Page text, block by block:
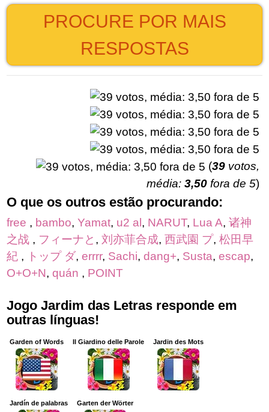
PROCURE POR MAIS
RESPOSTAS
(39 votos,
média: 3,50 fora de 5)
O que os outros estão procurando:
free , bambo, Yamat, u2 al, NARUT, Lua A, 诸神
之战 , フィーナと , 刘亦菲合成, 西武園 プ, 松田早
紀 , トップ ダ, errrr, Sachi, dang+, Susta, escap,
O+O+N, quán , POINT
Jogo Jardim das Letras responde em
outras línguas!
Garden of Words Il Giardino delle Parole Jardin des Mots
Jardín de palabras Garten der Wörter